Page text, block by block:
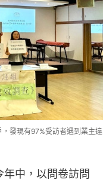
發現有97%受訪者遇到業主違
中，以問卷訪問